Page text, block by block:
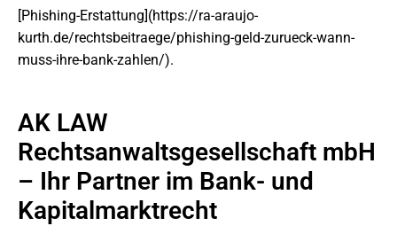
[Phishing-Erstattung](https://ra-araujo-
kurth.de/rechtsbeitraege/phishing-geld-zurueck-wann-
muss-ihre-bank-zahlen/).
AK LAW
Rechtsanwaltsgesellschaft mbH
– Ihr Partner im Bank- und
Kapitalmarktrecht